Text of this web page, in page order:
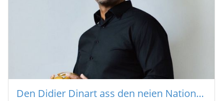
Den Didier Dinart ass den neien Nationaltrainer vun de Roude Léiwen ! 🇱🇺🤾